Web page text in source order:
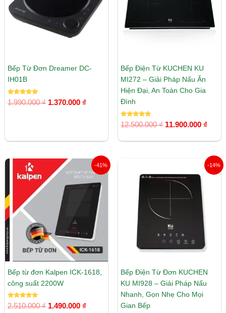
Bếp Từ Đơn Dreamer DC-
IH01B
Được xếp
hạng
1.990.000₫ 1.370.000 ₫
Bếp Điện Từ KUCHEN KU
MI272 – Giải Pháp Nấu Ăn
Hiện Đại, An Toàn Cho Gia
Đình
Được xếp
hạng
12.500.000₫ 11.900.000 ₫
-41%
Bếp từ đơn Kalpen ICK-1618,
công suất 2200W
Được xếp
hạng
2.510.000₫
gốc
là:
2.510.000 ₫.
1.490.000 ₫
Giá
hiện
tại
1.490.000 ₫.
-14%
Bếp Điện Từ Đơn KUCHEN
KU MI928 – Giải Pháp Nấu
Nhanh, Gọn Nhẹ Cho Mọi
Gian Bếp
là:
2.650.000 ₫.
Giá
hiện
tại
là: